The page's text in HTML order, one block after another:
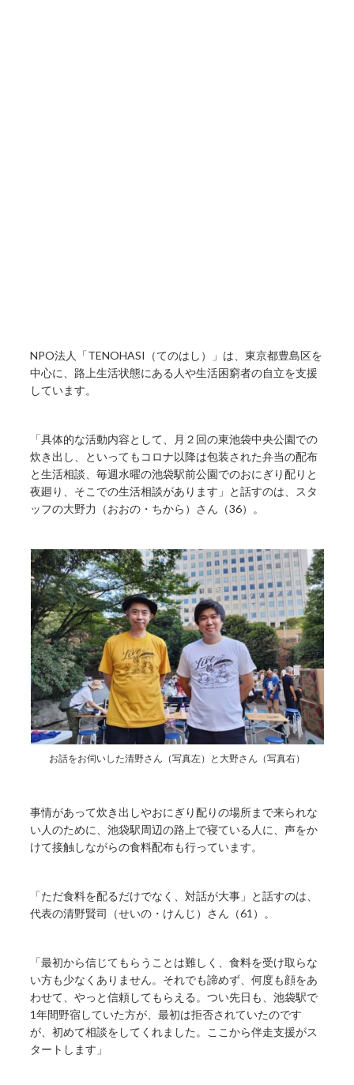
NPO法人「TENOHASI（てのはし）」は、東京都豊島区を
中心に、路上生活状態にある人や生活困窮者の自立を支援
しています。
「具体的な活動内容として、月２回の東池袋中央公園での
炊き出し、といってもコロナ以降は包装された弁当の配布
と生活相談、毎週水曜の池袋駅前公園でのおにぎり配りと
夜廻り、そこでの生活相談があります」と話すのは、スタ
ッフの大野力（おおの・ちから）さん（36）。
お話をお伺いした清野さん（写真左）と大野さん（写真右）
事情があって炊き出しやおにぎり配りの場所まで来られな
い人のために、池袋駅周辺の路上で寝ている人に、声をか
けて接触しながらの食料配布も行っています。
「ただ食料を配るだけでなく、対話が大事」と話すのは、
代表の清野賢司（せいの・けんじ）さん（61）。
「最初から信じてもらうことは難しく、食料を受け取らな
い方も少なくありません。それでも諦めず、何度も顔をあ
わせて、やっと信頼してもらえる。つい先日も、池袋駅で
1年間野宿していた方が、最初は拒否されていたのです
が、初めて相談をしてくれました。ここから伴走支援がス
タートします」